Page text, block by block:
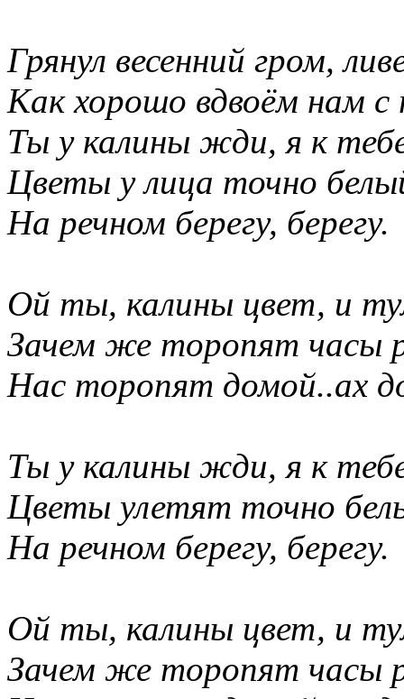
Грянул весенний гром,
Как хорошо вдвоём нам
Ты у калины жди, я к
Цветы у лица точно
На речном берегу, берегу.
Ой ты, калины цвет, и
Зачем же торопят часы
Нас торопят домой..ах
Ты у калины жди, я к
Цветы улетят точно
На речном берегу, берегу.
Ой ты, калины цвет, и
Зачем же торопят часы